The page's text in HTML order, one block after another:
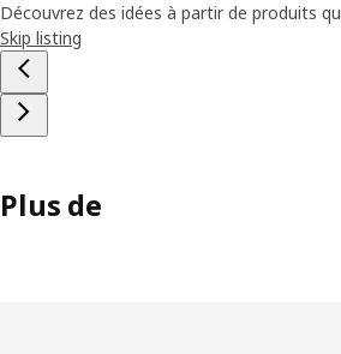
Découvrez des idées à partir de produits
Skip listing
Plus de